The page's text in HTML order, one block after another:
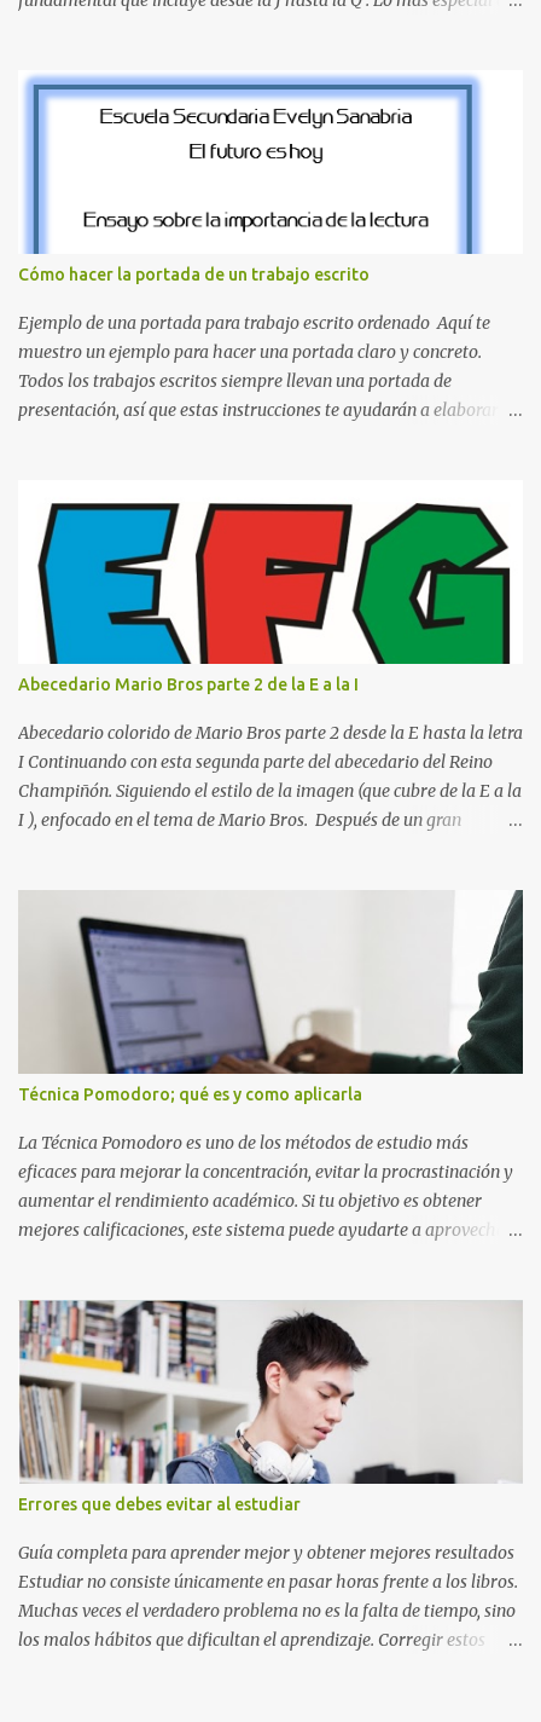
desde la J hasta la Q ¿Qué incluye este bloque de letras? En esta
sección de evecrea.com , encontrarás imágenes individuales en alta
resolución de las siguientes letras: Letras vibrantes : La J y la M en
la Q en amarillo brillante, junto con la N y la P en un verde
inspirado en los niveles de los juegos. Formas icónicas : No te
pierdas la letra O , diseñada con ese estilo geométrico tan carac...
Cómo hacer la portada de un trabajo escrito
Ejemplo de una portada para trabajo escrito ordenado Aquí te
muestro un ejemplo para hacer una portada claro y concreto.
Todos los trabajos escritos siempre llevan una portada de
presentación, así que estas instrucciones te ayudarán a elaborar
ellos se puedan guiar con esta explicación. Los datos esenciales
para una portada para presentar un trabajo escrito a mano o
impreso son los siguientes y en este orden: Nombre de la escuela o
del instituto (Es muy importante este dato) Título del trabajo
(Puede ser: Ensayo sobre la lectura, o Informe de computación)
Nombre completo del alumno que va a presentar dicho trabajo
escrito La clase, materia ó asignatura Grupo Nombre del maestro
o catedrático Ciudad y fecha...
Abecedario Mario Bros parte 2 de la E a la I
Abecedario colorido de Mario Bros parte 2 desde la E hasta la letra
I Continuando con esta segunda parte del abecedario del Reino
Champiñón. Siguiendo el estilo de la imagen (que cubre de la E a la
I ), enfocado en el tema de Mario Bros. Después de un gran
detalladamente en la siguiente imagen, donde hemos unificados
las 5 letras en una sola imagen. Letras individuales para descargar
Letra E color azul Letra F color rojo Letra G color Verde Letra H
Letra I Estas letras no solo destacan por sus colores vibrantes y su
diseño geométrico inspirado en el Reino Champiñón, sino que
también representan elementos clave de la saga: · E de Estrella :
El ítem que nos da la invencibilidad necesaria para atravesar
cualquier obstáculo. · ...
Técnica Pomodoro; qué es y como aplicarla
La Técnica Pomodoro es uno de los métodos de estudio más
eficaces para mejorar la concentración, evitar la procrastinación y
aumentar el rendimiento académico. Si tu objetivo es obtener
mejores calificaciones, este sistema puede ayudarte a aprovechar
Técnica Pomodoro es un método de administración del tiempo
creado para mejorar la concentración y la productividad. Consiste
en dividir el estudio en bloques cortos de trabajo intenso,
separados por pequeños descansos que ayudan al cerebro a
recuperarse. A diferencia de estudiar durante horas seguidas, este
sistema aprovecha la capacidad natural del cerebro para
mantener la atención durante periodos limitados, lo que permite
aprender más en menos tiempo y recordar mejor la información.
Si alguna vez has sentido que pasas muchas horas frente a los
libros pero aprendes poco, la Técnica Pomodoro puede marcar u...
Errores que debes evitar al estudiar
Guía completa para aprender mejor y obtener mejores resultados
Estudiar no consiste únicamente en pasar horas frente a los libros.
Muchas veces el verdadero problema no es la falta de tiempo, sino
los malos hábitos que dificultan el aprendizaje. Corregir estos